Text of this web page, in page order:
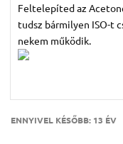
Feltelepíted az
tudsz bármilyen ISO-t
nekem működik.
ENNYIVEL KÉSŐBB: 13 ÉV